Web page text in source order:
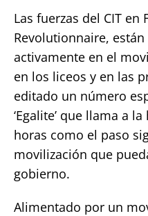
Las fuerzas del CIT en
Revolutionnaire,
activamente en el
en los liceos y en las
editado un número
‘Egalite’ que llama a
horas como el paso
movilización que
gobierno.
Alimentado por un